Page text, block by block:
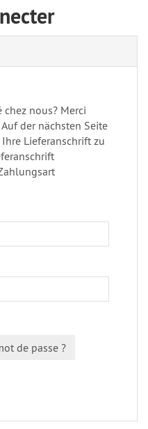
nous? Merci
der nächsten Seite
Lieferanschrift zu
de passe ?